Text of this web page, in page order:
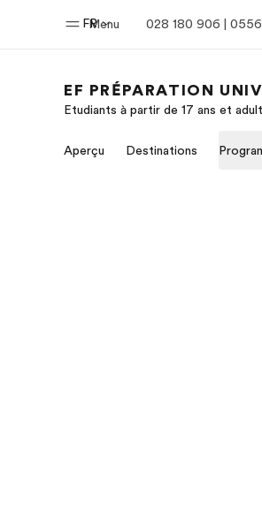
Menu
FR 028 180 906 |
Bienvenue chez EF
EF PRÉPARATION
Etudiants à partir de 17 ans et
Aperçu Destinations